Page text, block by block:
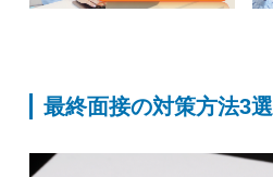
最終面接の対策方法3選